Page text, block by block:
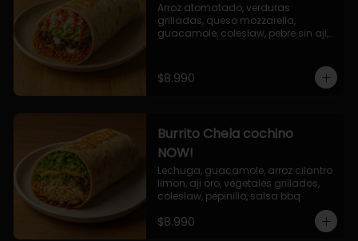
Arroz atomatado, verduras
grilladas, queso mozzarella,
guacamole, coleslaw, pebre sin aji,
$8.990
Burrito Chela cochino
NOW!
Lechuga, guacamole, arroz cilantro
limon, aji oro, vegetales grillados,
coleslaw, pepinillo, salsa bbq
$8.990